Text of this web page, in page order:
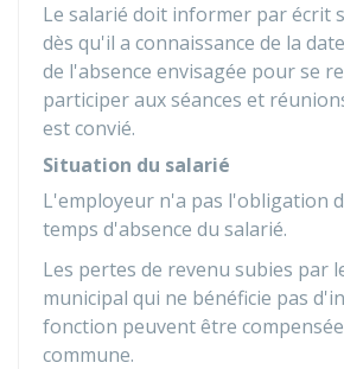
Le salarié doit informer par écrit
dès qu'il a connaissance de la
de l'absence envisagée pour se
participer aux séances et
est convié.
Situation du salarié
L'employeur n'a pas l'obligation
temps d'absence du salarié.
Les pertes de revenu subies par
municipal qui ne bénéficie pas
fonction peuvent être
commune.